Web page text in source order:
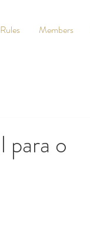
Rules Members
para o